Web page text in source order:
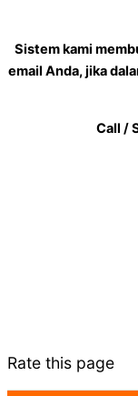
Sistem kami
email Anda, jika
Call /
Rate this page